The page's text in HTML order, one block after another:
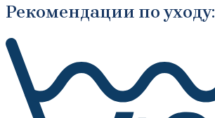
Рекомендации по уходу: